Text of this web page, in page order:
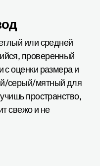
или средней
проверенный
оценки размера и
серый/мятный для
пространство,
свежо и не